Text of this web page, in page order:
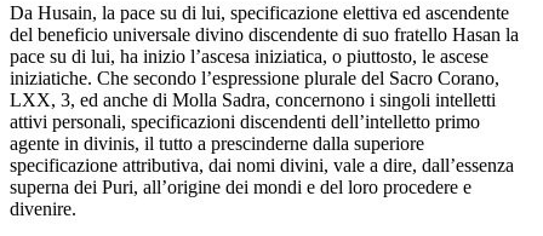
Da Husain, la pace su di lui, specificazione elettiva ed ascendente
del beneficio universale divino discendente di suo fratello Hasan la
pace su di lui, ha inizio l’ascesa iniziatica, o piuttosto, le ascese
iniziatiche. Che secondo l’espressione plurale del Sacro Corano,
LXX, 3, ed anche di Molla Sadra, concernono i singoli intelletti
attivi personali, specificazioni discendenti dell’intelletto primo
agente in divinis, il tutto a prescinderne dalla superiore
specificazione attributiva, dai nomi divini, vale a dire, dall’essenza
superna dei Puri, all’origine dei mondi e del loro procedere e
divenire.